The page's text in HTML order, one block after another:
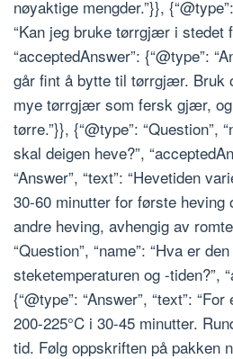
nøyaktige mengder.”}},
“Kan jeg bruke tørrgjær i stedet
“acceptedAnswer”: {“@type”:
går fint å bytte til tørrgjær. Bruk
mye tørrgjær som fersk gjær,
tørre.”}}, {“@type”: “Question”,
skal deigen heve?”,
“Answer”, “text”: “Hevetiden
30-60 minutter for første heving
andre heving, avhengig av
“Question”, “name”: “Hva er
steketemperaturen og -tiden?”,
{“@type”: “Answer”, “text”:
200-225°C i 30-45 minutter.
tid. Følg oppskriften på pakken